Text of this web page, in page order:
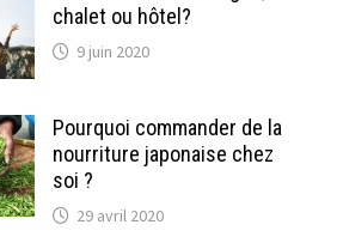
chalet ou hôtel?
9 juin 2020
Pourquoi commander de la
nourriture japonaise chez
soi ?
29 avril 2020